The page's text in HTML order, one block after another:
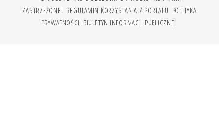
ZASTRZEŻONE. REGULAMIN KORZYSTANIA Z PORTALU POLITYKA
PRYWATNOŚCI BIULETYN INFORMACJI PUBLICZNEJ